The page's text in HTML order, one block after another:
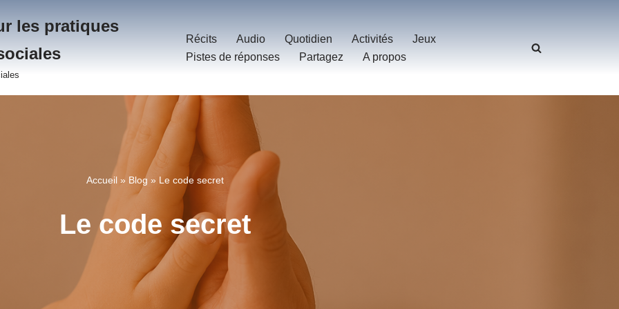
les pratiques
Récits Audio Quotidien Activités
Jeux
Pistes de réponses
Partagez A propos
Accueil» Blog » Le code secret
Le code secret